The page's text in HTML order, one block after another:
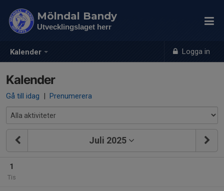
Kalender Logga in
Mölndal Bandy
Utvecklingslaget herr
Kalender
Gå till idag | Prenumerera
Juli 2025
1
Tis